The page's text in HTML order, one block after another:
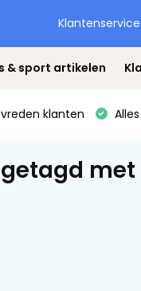
Klantenservice
& sport artikelen
klanten
met